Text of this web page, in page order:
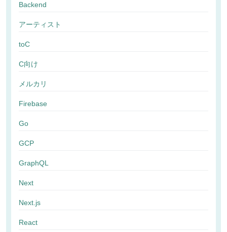
Backend
アーティスト
toC
C向け
メルカリ
Firebase
Go
GCP
GraphQL
Next
Next.js
React